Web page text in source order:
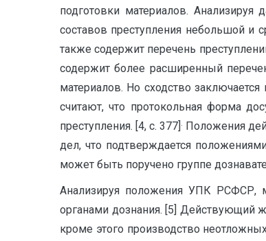
подготовки материалов. Анализируя
составов преступления небольшой
также содержит перечень
содержит более расширенный
материалов. Но сходство
считают, что протокольная форма
преступления. [4, с. 377] . Положения
дел, что подтверждается
может быть поручено группе
Анализируя положения УПК РСФСР,
органами дознания. [5] Действующий
кроме этого производство